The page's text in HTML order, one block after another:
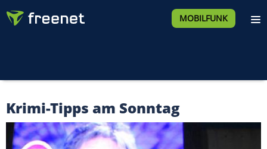
MOBILFUNK
Krimi-Tipps am Sonntag